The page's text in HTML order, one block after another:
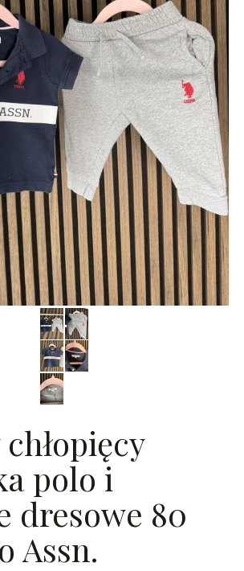
polo i
dresowe 80
Assn.